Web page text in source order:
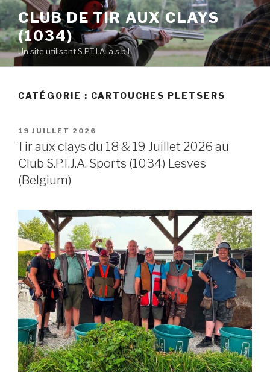
Skip
to
content
CLUB DE TIR AUX CLAYS
(1034)
Un site utilisant S.P.T.J.A. a.s.b.l.
CATÉGORIE : CARTOUCHES PLETSERS
POSTED
ON
19 JUILLET 2026
Tir aux clays du 18 & 19 Juillet 2026 au
Club S.P.T.J.A. Sports (1034) Lesves
(Belgium)